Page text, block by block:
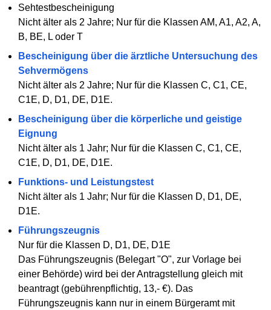
Sehtestbescheinigung
Nicht älter als 2 Jahre; Nur für die Klassen AM, A1, A2, A,
B, BE, L oder T
Bescheinigung über die ärztliche Untersuchung des
Sehvermögens
Nicht älter als 2 Jahre; Nur für die Klassen C, C1, CE,
C1E, D, D1, DE, D1E.
Bescheinigung über die körperliche und geistige
Eignung
Nicht älter als 1 Jahr; Nur für die Klassen C, C1, CE,
C1E, D, D1, DE, D1E.
Funktions- und Leistungstest
Nicht älter als 1 Jahr; Nur für die Klassen D, D1, DE,
D1E.
Führungszeugnis
Nur für die Klassen D, D1, DE, D1E
Das Führungszeugnis (Belegart "O", zur Vorlage bei
einer Behörde) wird bei der Antragstellung gleich mit
beantragt (gebührenpflichtig, 13,- €). Das
Führungszeugnis kann nur in einem Bürgeramt mit